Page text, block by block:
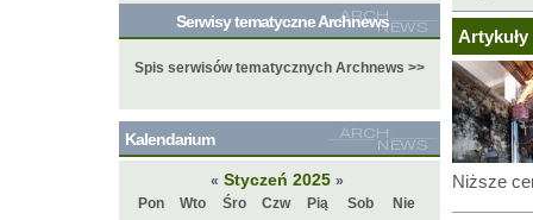
Niższe
Serwisy tematyczne Archnews
Spis serwisów tematycznych Archnews >>
Kalendarium
« Styczeń 2025 »
Pon
Wto Śro Czw Pią Sob
Nie